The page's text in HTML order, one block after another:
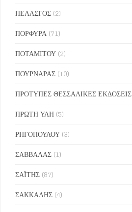
ΠΕΛΑΣΓΟΣ (2)
ΠΟΡΦΥΡΑ (71)
ΠΟΤΑΜΙΤΟΥ (2)
ΠΟΥΡΝΑΡΑΣ (10)
ΠΡΟΤΥΠΕΣ ΘΕΣΣΑΛΙΚΕΣ ΕΚΔΟΣΕΙΣ
ΠΡΩΤΗ ΥΛΗ (5)
ΡΗΓΟΠΟΥΛΟΥ (3)
ΣΑΒΒΑΛΑΣ (1)
ΣΑΪΤΗΣ (87)
ΣΑΚΚΑΛΗΣ (4)